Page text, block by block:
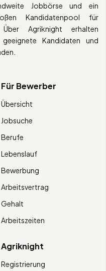
Jobbörse und ein
Kandidatenpool für
Agriknight erhalten
Kandidaten und
Für Bewerber
Übersicht
Jobsuche
Berufe
Lebenslauf
Bewerbung
Arbeitsvertrag
Gehalt
Arbeitszeiten
Agriknight
Registrierung